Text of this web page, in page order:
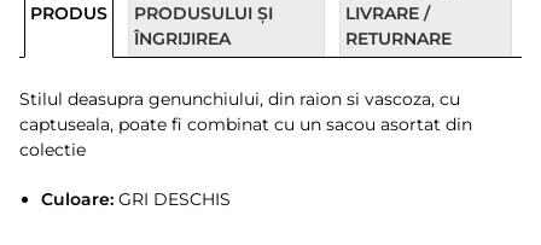
PRODUS
PRODUSULUI ȘI
ÎNGRIJIREA
LIVRARE /
RETURNARE
Stilul deasupra genunchiului, din raion si vascoza, cu
captuseala, poate fi combinat cu un sacou asortat din
colectie
Culoare:GRI DESCHIS